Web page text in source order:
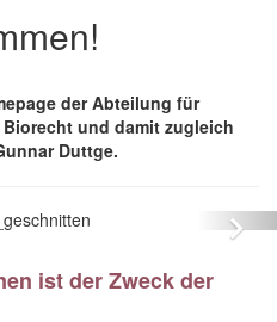
der Abteilung für
und damit zugleich
Duttge.
ist der Zweck der